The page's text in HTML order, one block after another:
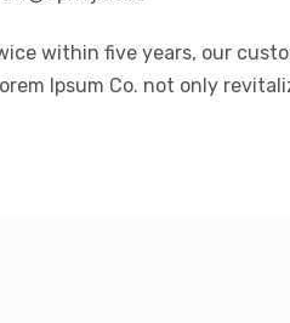
within five years, our
Ipsum Co. not only